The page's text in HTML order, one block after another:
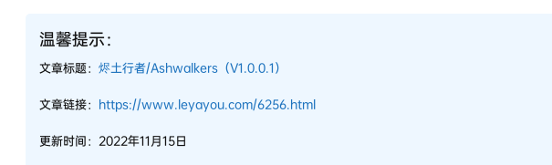
温馨提示：
文章标题： 烬土行者/Ashwalkers（V1.0.0.1）
文章链接： https://www.leyayou.com/6256.html
更新时间：2022年11月15日